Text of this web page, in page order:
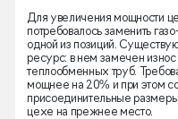
Для увеличения мощности
потребовалось заменить
одной из позиций.
ресурс: в нем замечен
теплообменных труб.
мощнее на 20% и при этом
присоединительные
цехе на прежнее место.